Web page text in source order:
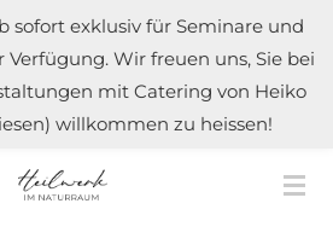
sofort exklusiv für Seminare und
Verfügung. Wir freuen uns, Sie bei
mit Catering von Heiko
willkommen zu heissen!